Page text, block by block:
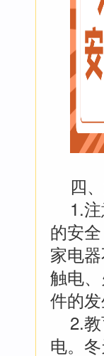
四
1.
的安
家电
触电
件的发
2.
电。